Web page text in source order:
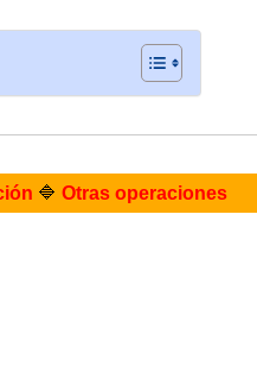
🔷 Otras operaciones